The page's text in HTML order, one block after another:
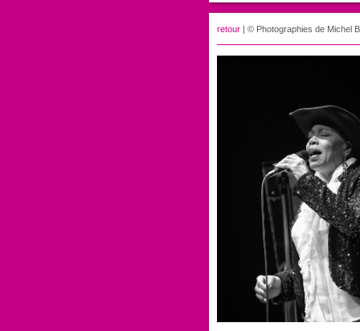
retour | © Photographies de Michel